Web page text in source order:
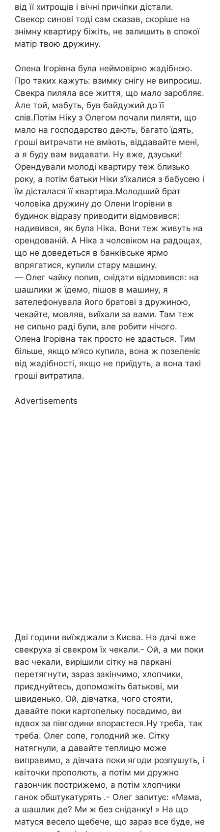
від її хитрощів і вічні причіпки дістали.
Свекор синові тоді сам сказав, скоріше на
знімну квартиру біжіть, не залишить в спокої
матір твою дружину.
Олена Ігорівна була неймовірно жадібною.
Про таких кажуть: взимку снігу не випросиш.
Свекра пиляла все життя, що мало заробляє.
Але той, мабуть, був байдужий до її
слів.Потім Ніку з Олегом почали пиляти, що
мало на господарство дають, багато їдять,
гроші витрачати не вміють, віддавайте мені,
а я буду вам видавати. Ну вже, дзуськи!
Орендували молоді квартиру теж близько
року, а потім батьки Ніки з’їхалися з бабусею і
їм дісталася її квартира.Молодший брат
чоловіка дружину до Олени Ігорівни в
будинок відразу приводити відмовився:
надивився, як була Ніка. Вони теж живуть на
орендованій. А Ніка з чоловіком на радощах,
що не доведеться в банківське ярмо
впрягатися, купили стару машину.
— Олег чайку попив, снідати відмовився: на
шашлики ж їдемо, пішов в машину, я
зателефонувала його братові з дружиною,
чекайте, мовляв, виїхали за вами. Там теж
не сильно раді були, але робити нічого.
Олена Ігорівна так просто не здасться. Тим
більше, якщо м’ясо купила, вона ж позеленіє
від жадібності, якщо не приїдуть, а вона такі
гроші витратила.
Advertisements
Дві години виїжджали з Києва. На дачі вже
свекруха зі свекром їх чекали.- Ой, а ми поки
вас чекали, вирішили сітку на паркані
перетягнути, зараз закінчимо, хлопчики,
приєднуйтесь, допоможіть батькові, ми
швиденько. Ой, дівчатка, чого стояти,
давайте поки картопельку посадимо, ви
вдвох за півгодини впораєтеся.Ну треба, так
треба. Олег сопе, голодний же. Сітку
натягнули, а давайте теплицю може
виправимо, а дівчата поки ягоди розпушуть, і
квіточки прополють, а потім ми дружно
газончик пострижемо, а потім хлопчики
ганок обштукатурять .- Олег запитує: «Мама,
а шашлик де? Ми ж без сніданку! » На що
матуся весело щебече, що зараз все буде, не